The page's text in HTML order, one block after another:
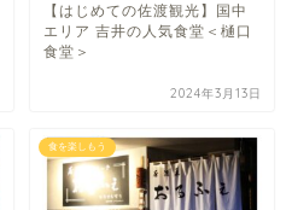
【はじめての佐渡観光】国中
エリア 吉井の人気食堂＜樋口
食堂＞
2024年3月13日
食を楽しもう